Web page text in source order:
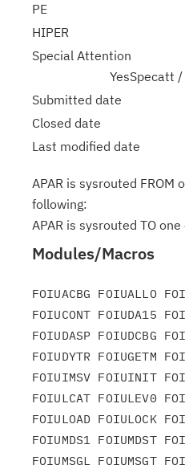
PE
HIPER
Special Attention
YesSpecatt
Submitted date
Closed date
Last modified date
APAR is sysrouted FROM
following:
APAR is sysrouted TO
Modules/Macros
FOIUACBG FOIUALLO
FOIUCONT FOIUDA15
FOIUDASP FOIUDCBG
FOIUDYTR FOIUGETM
FOIUIMSV FOIUINIT
FOIULCAT FOIULEV0
FOIULOAD FOIULOCK
FOIUMDS1 FOIUMDST
FOIUMSGL FOIUMSGT